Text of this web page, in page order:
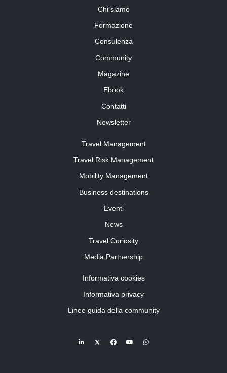
Chi siamo
Formazione
Consulenza
Community
Magazine
Ebook
Contatti
Newsletter
Travel Management
Travel Risk Management
Mobility Management
Business destinations
Eventi
News
Travel Curiosity
Media Partnership
Informativa cookies
Informativa privacy
Linee guida della community